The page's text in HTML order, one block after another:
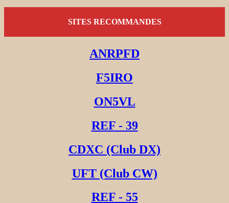
SITES RECOMMANDES
ANRPFD
F5IRO
ON5VL
REF - 39
CDXC (Club DX)
UFT (Club CW)
REF - 55